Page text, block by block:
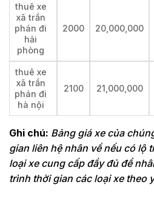
thuê xe
xã trần
phán đi
hải
phòng
2000 20,000,000
thuê xe
xã trần
phán đi
hà nội
2100 21,000,000
Ghi chú: Bảng giá xe của
gian liên hệ nhân về nếu có lộ
loại xe cung cấp đầy đủ để
trình thời gian các loại xe theo